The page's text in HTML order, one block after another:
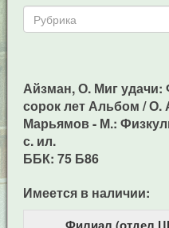
Айзман, О. Миг
сорок лет Альбом /
Марьямов - М.:
с. ил.
ББК: 75 Б86
Имеется в наличии: